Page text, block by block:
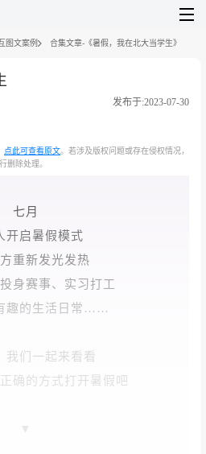
图文案例 合集文章-《暑假，我在北大当学生》
发布于:2023-07-30
点此可查看原文。若涉及版权问题或存在侵权情况，
删除处理。
七月
开启暑假模式
重新发光发热
身赛事、实习打工
趣的生活日常……
我们一起来看看
确的方式打开暑假吧